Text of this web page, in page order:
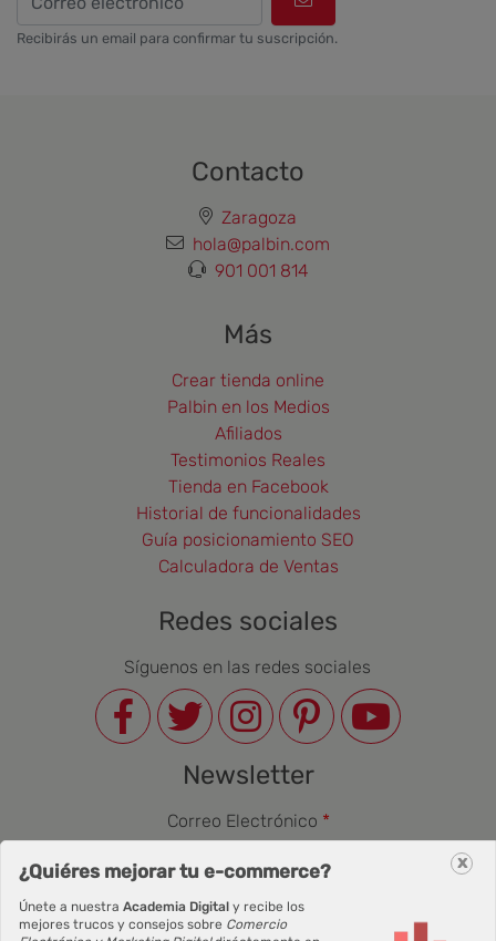
¿Quiéres mejorar tu e-commerce? x
Únete a nuestra Academia Digital y recibe los
mejores trucos y consejos sobre Comercio
Recibirás un email para confirmar tu suscripción.
Contacto
Zaragoza
hola@palbin.com
901 001 814
Más
Crear tienda online
Palbin en los Medios
Afiliados
Testimonios Reales
Tienda en Facebook
Historial de funcionalidades
Guía posicionamiento SEO
Calculadora de Ventas
Redes sociales
Síguenos en las redes sociales
Newsletter
Correo Electrónico
Suscribirse